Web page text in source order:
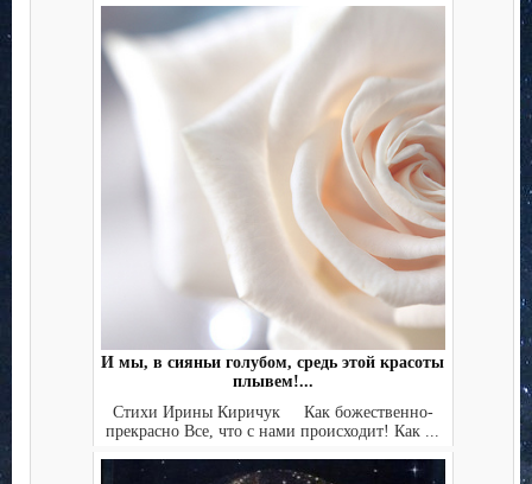
И мы, в сияньи голубом, средь этой красоты
плывем!...
Стихи Ирины Киричук Как божественно-
прекрасно Все, что с нами происходит! Как ...